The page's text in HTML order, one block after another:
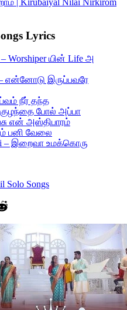
| Kirubaiyal Nilai Nirkirom
Lyrics
– Worshiper யின் Life அ
– என்னோடு இருப்பவரே
நீர் தந்த
குழந்தை போல் அப்பா
என் அஸ்திபாரம்
பனி வேலை
– இறைவா உமக்கொரு
Solo Songs